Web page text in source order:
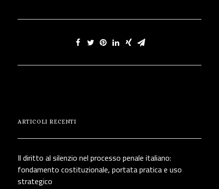
ARTICOLI RECENTI
Il diritto al silenzio nel processo penale italiano:
fondamento costituzionale, portata pratica e uso
strategico